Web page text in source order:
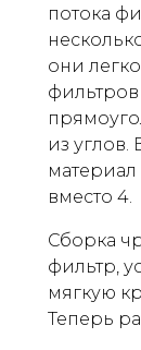
потока
они
из углов.
материал
вместо 4.
Сборка
фильтр,
мягкую
Теперь